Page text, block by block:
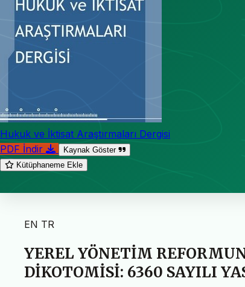
Hukuk ve İktisat Araştırmaları Dergisi
PDF İndir
Kaynak Göster
Kütüphaneme Ekle
EN TR
YEREL YÖNETİM
DİKOTOMİSİ: 6360 SAYILI